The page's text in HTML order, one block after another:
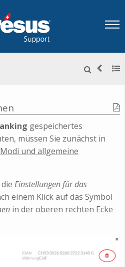
gespeichertes
müssen Sie zunächst in
und allgemeine
Einstellungen für das
einem Klick auf das Symbol
in der oberen rechten Ecke